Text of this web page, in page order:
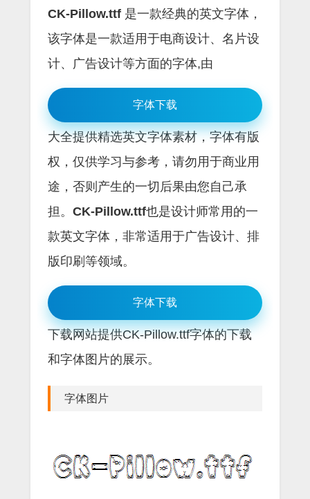
CK-Pillow.ttf 是一款经典的英文字体，
该字体是一款适用于电商设计、名片设
计、广告设计等方面的字体,由
字体下载
大全提供精选英文字体素材，字体有版
权，仅供学习与参考，请勿用于商业用
途，否则产生的一切后果由您自己承
担。 CK-Pillow.ttf也是设计师常用的一
款英文字体，非常适用于广告设计、排
版印刷等领域。
字体下载
下载网站提供CK-Pillow.ttf字体的下载
和字体图片的展示。
字体图片